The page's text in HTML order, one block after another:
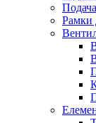
Рамки